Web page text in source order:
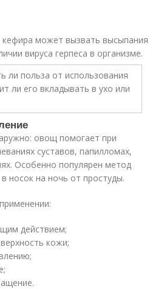
может вызвать высыпания
вируса герпеса в организме.
овощ помогает при
суставов, папилломах,
Особенно популярен метод
носок на ночь от простуды.
действием;
кожи;